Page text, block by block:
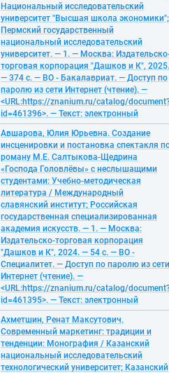
Национальный исследовательский
университет "Высшая школа экономики";
Пермский государственный
национальный исследовательский
университет. — 1. — Москва:
торговая корпорация "Дашков и К", 2025.
— 374 с. — ВО - Бакалавриат. — Доступ по
паролю из сети Интернет (чтение). —
<URL:https://znanium.ru/catalog/
id=461396>. — Текст: электронный
Авшарова, Юлия Юрьевна. Создание
инсценировки и постановка спектакля
роману М.Е. Салтыкова-Щедрина
«Господа Головлёвы» с неслышащими
студентами: Учебно-методическая
литература / Международный
славянский институт; Российская
государственная специализированная
академия искусств. — 1. — Москва:
Издательско-торговая корпорация
"Дашков и К", 2024. — 54 с. — ВО -
Специалитет. — Доступ по паролю из сети
Интернет (чтение). —
<URL:https://znanium.ru/catalog/
id=461395>. — Текст: электронный
Ахметшин, Ренат Максутович.
Современный маркетинг: традиции и
тенденции: Монография / Казанский
национальный исследовательский
технологический университет; Казанский